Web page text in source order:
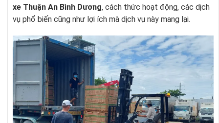
xe Thuận An Bình Dương, cách thức hoạt động, các dịch
vụ phổ biến cũng như lợi ích mà dịch vụ này mang lại.